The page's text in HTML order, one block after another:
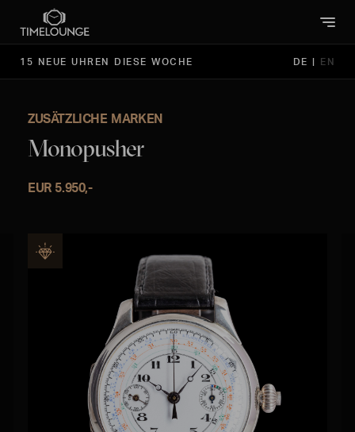
15 NEUE UHREN DIESE WOCHE DE | EN
ZUSÄTZLICHE MARKEN
Monopusher
EUR 5.950,-